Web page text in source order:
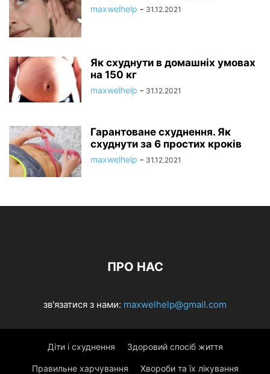
maxwelhelp - 31.12.2021
Як схуднути в домашніх умовах
на 150 кг
maxwelhelp - 31.12.2021
Гарантоване схуднення. Як
схуднути за 6 простих кроків
maxwelhelp - 31.12.2021
ПРО НАС
зв'язатися з нами: maxwelhelp@gmail.com
Діти і схуднення Здоровий спосіб життя
Правильне харчування Хвороби та їх лікування